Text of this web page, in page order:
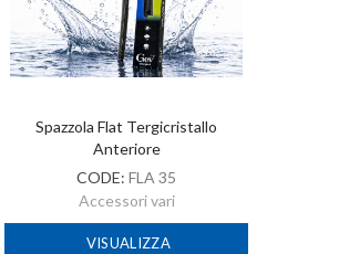
Spazzola Flat Tergicristallo
Anteriore
CODE: FLA 35
Accessori vari
VISUALIZZA